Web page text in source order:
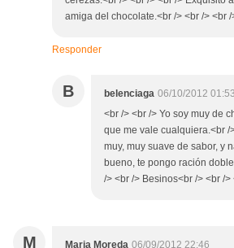
amiga del chocolate.<br /> <br /> <br
Responder
B belenciaga 06/10/2012 01:53
<br /> <br /> Yo soy muy de
que me vale cualquiera.<br /
muy, muy suave de sabor, y
bueno, te pongo ración
/> <br /> Besinos<br /> <br />
M Maria Moreda 06/09/2012 22:46